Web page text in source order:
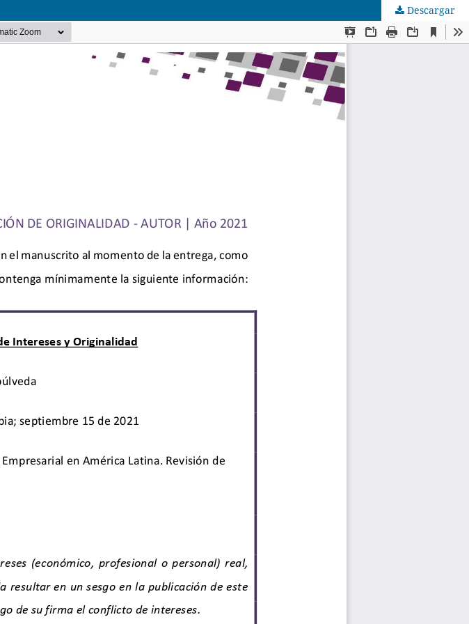
Descargar